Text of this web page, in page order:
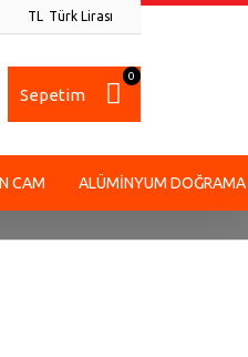
TL Türk Lirası
Sepetim
0
CAM ALÜMINYUM DOĞRAMA